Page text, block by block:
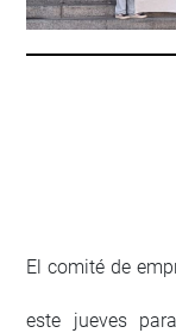
El comité de
este jueves